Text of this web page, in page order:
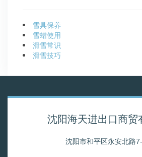
雪具保养
雪蜡使用
滑雪常识
滑雪技巧
沈阳海天进出口商贸
沈阳市和平区永安北路